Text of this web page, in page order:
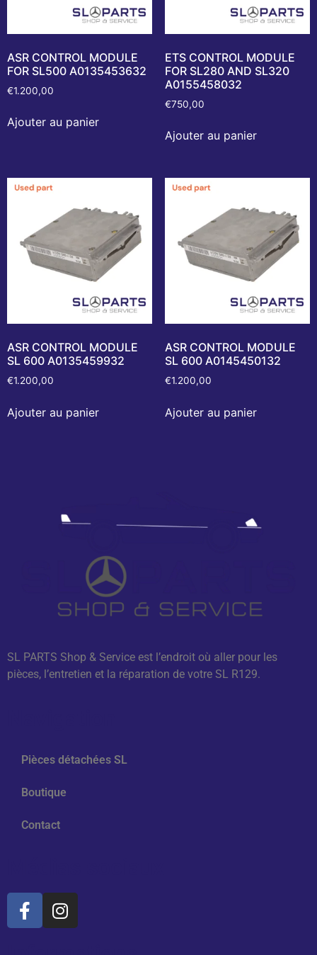
ASR CONTROL MODULE
FOR SL500 A0135453632
€1.200,00
Ajouter au panier
ETS CONTROL MODULE
FOR SL280 AND SL320
A0155458032
€750,00
Ajouter au panier
ASR CONTROL MODULE
SL 600 A0135459932
€1.200,00
Ajouter au panier
ASR CONTROL MODULE
SL 600 A0145450132
€1.200,00
Ajouter au panier
SL PARTS Shop & Service est l’endroit où aller pour les
pièces, l’entretien et la réparation de votre SL R129.
Pièces détachées SL
Boutique
Contact